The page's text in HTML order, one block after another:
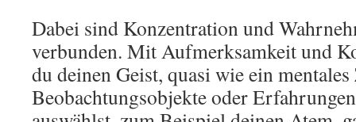
Dabei sind Konzentration und
verbunden. Mit Aufmerksamkeit und
du deinen Geist, quasi wie ein
Beobachtungsobjekte oder